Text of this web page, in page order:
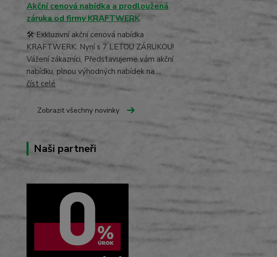
Akční cenová nabídka a prodloužená
záruka od firmy KRAFTWERK
🛠️ Exkluzivní akční cenová nabídka
KRAFTWERK: Nyní s 7 LETOU ZÁRUKOU!
Vážení zákazníci, Představujeme vám akční
nabídku, plnou výhodných nabídek na ...
číst celé
Zobrazit všechny novinky
Naši partneři